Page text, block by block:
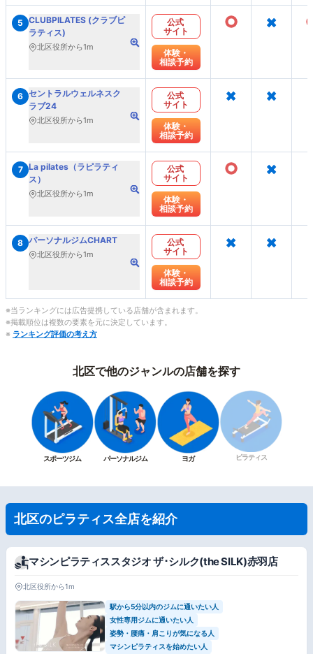
5 CLUBPILATES (クラブピ
ラティス)
北区役所から1m
公式
サイト
体験・
相談予約
○ ×
6 セントラルウェルネスク
ラブ24
北区役所から1m
公式
サイト
体験・
相談予約
× ×
7 La pilates（ラピラティ
ス）
北区役所から1m
公式
サイト
体験・
相談予約
○ ×
8 パーソナルジムCHART
北区役所から1m
公式
サイト
体験・
相談予約
× ×
※当ランキングには広告提携している店舗が含まれます。
※掲載順位は複数の要素を元に決定しています。
※ ランキング評価の考え方
北区で他のジャンルの店舗を探す
スポーツジム パーソナルジム ヨガ ピラティス
北区のピラティス全店を紹介
マシンピラティススタジオ ザ･シルク(the SILK)赤羽店
北区役所から1m
駅から5分以内のジムに通いたい人
女性専用ジムに通いたい人
姿勢・腰痛・肩こりが気になる人
マシンピラティスを始めたい人